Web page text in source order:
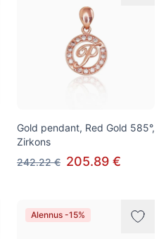
Gold pendant, Red Gold 585°,
Zirkons
242.22 € 205.89 €
Alennus -15%